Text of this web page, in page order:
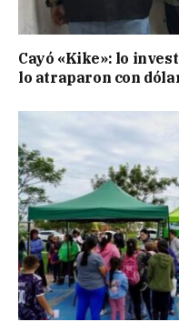
Cayó «Kike»: lo
lo atraparon con